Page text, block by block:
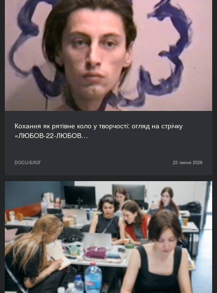
Кохання як рятівне коло у творчості: огляд на стрічку
«ЛЮБОВ-22-ЛЮБОВ…
DOCU/БЛОГ 22 липня 2026